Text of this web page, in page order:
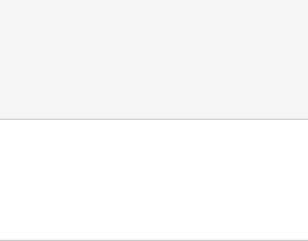
代活躍中,30代活躍中,40代活躍中,50